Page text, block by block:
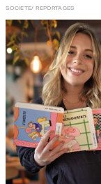
REPORTAGES
SOCIETE